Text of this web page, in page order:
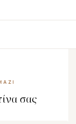
σας